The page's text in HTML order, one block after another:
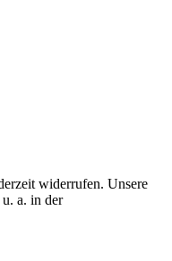
widerrufen. Unsere
a. in der